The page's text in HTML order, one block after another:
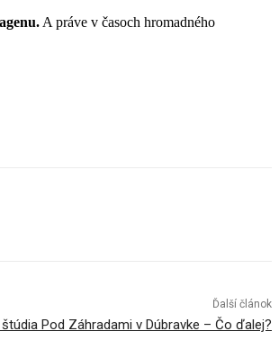
A práve v časoch hromadného
Ďalší článok
Pod Záhradami v Dúbravke – Čo ďalej?